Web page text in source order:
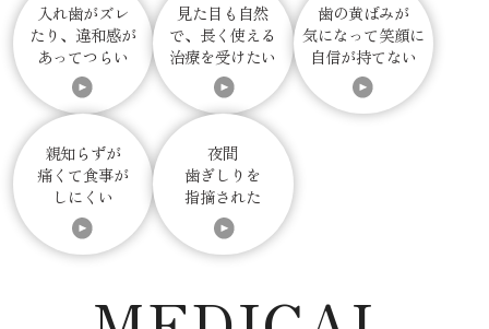
入れ歯がズレ
たり、違和感が
あってつらい
見た目も自然
で、長く使える
治療を受けたい
歯の黄ばみが
気になって笑顔に
自信が持てない
親知らずが
痛くて食事が
しにくい
夜間
歯ぎしりを
指摘された